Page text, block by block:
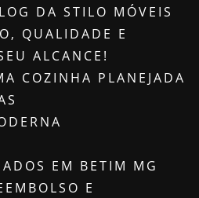
DA STILO MÓVEIS
QUALIDADE E
ALCANCE!
COZINHA PLANEJADA
EM BETIM MG
E